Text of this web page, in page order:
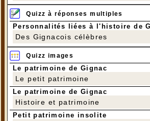
Quizz à réponses multiples
Personnalités liées à l'histoire de
Des Gignacois célèbres
Quizz images
Le patrimoine de Gignac
Le petit patrimoine
Le patrimoine de Gignac
Histoire et patrimoine
Petit patrimoine insolite